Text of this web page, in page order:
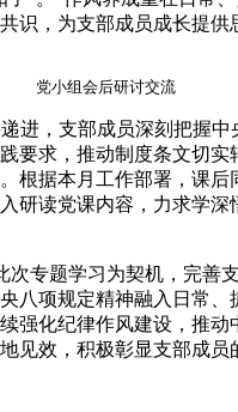
识，为支部成员成长提供
党小组会后研讨交流
进，支部成员深刻把握中
要求，推动制度条文切实
根据本月工作部署，课后
研读党课内容，力求学深
次专题学习为契机，完善
八项规定精神融入日常、
强化纪律作风建设，推动
见效，积极彰显支部成员